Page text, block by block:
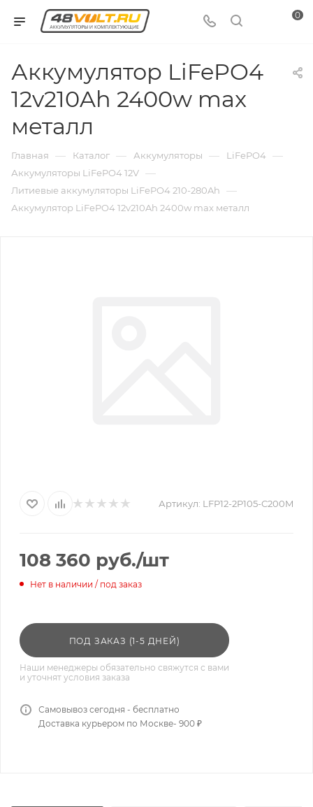
0
Аккумулятор LiFePO4
12v210Ah 2400w max
металл
Главная — Каталог — Аккумуляторы — LiFePO4 —
Аккумуляторы LiFePO4 12V —
Литиевые аккумуляторы LiFePO4 210-280Ah —
Аккумулятор LiFePO4 12v210Ah 2400w max металл
Артикул: LFP12-2P105-C200M
108 360 руб./шт
Нет в наличии / под заказ
ПОД ЗАКАЗ (1-5 ДНЕЙ)
Наши менеджеры обязательно свяжутся с вами
и уточнят условия заказа
Самовывоз сегодня - бесплатно
Доставка курьером по Москве- 900 ₽